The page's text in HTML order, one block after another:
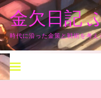
コ
ン
テ
ン
ツ
へ
ス
キ
ッ
金欠日記
時代に沿った金策と戦術を考